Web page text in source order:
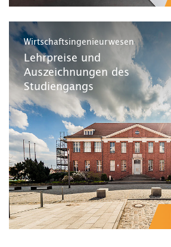
Wirtschaftsingenieurwesen
Lehrpreise und
Auszeichnungen des
Studiengangs